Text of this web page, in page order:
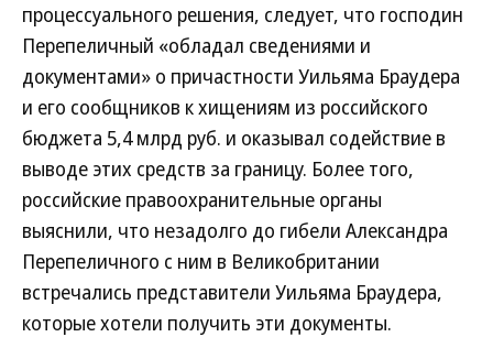
процессуального решения, следует, что господин
Перепеличный «обладал сведениями и
документами» о причастности Уильяма Браудера
и его сообщников к хищениям из российского
бюджета 5,4 млрд руб. и оказывал содействие в
выводе этих средств за границу. Более того,
российские правоохранительные органы
выяснили, что незадолго до гибели Александра
Перепеличного с ним в Великобритании
встречались представители Уильяма Браудера,
которые хотели получить эти документы.